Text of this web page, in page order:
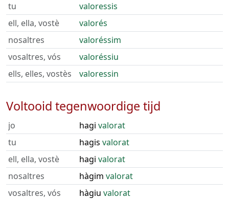
tu
valoressis
ell, ella, vostè
valorés
nosaltres
valoréssim
vosaltres, vós
valoréssiu
ells, elles, vostès
valoressin
Voltooid tegenwoordige tijd
jo hagi valorat
tu
hagis valorat
ell, ella, vostè
hagi valorat
nosaltres
hàgim valorat
vosaltres, vós
hàgiu valorat